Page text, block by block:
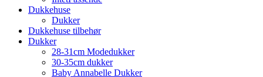
Dukkehuse
Dukker
Dukkehuse tilbehør
Dukker
28-31cm Modedukker
30-35cm dukker
Baby Annabelle Dukker